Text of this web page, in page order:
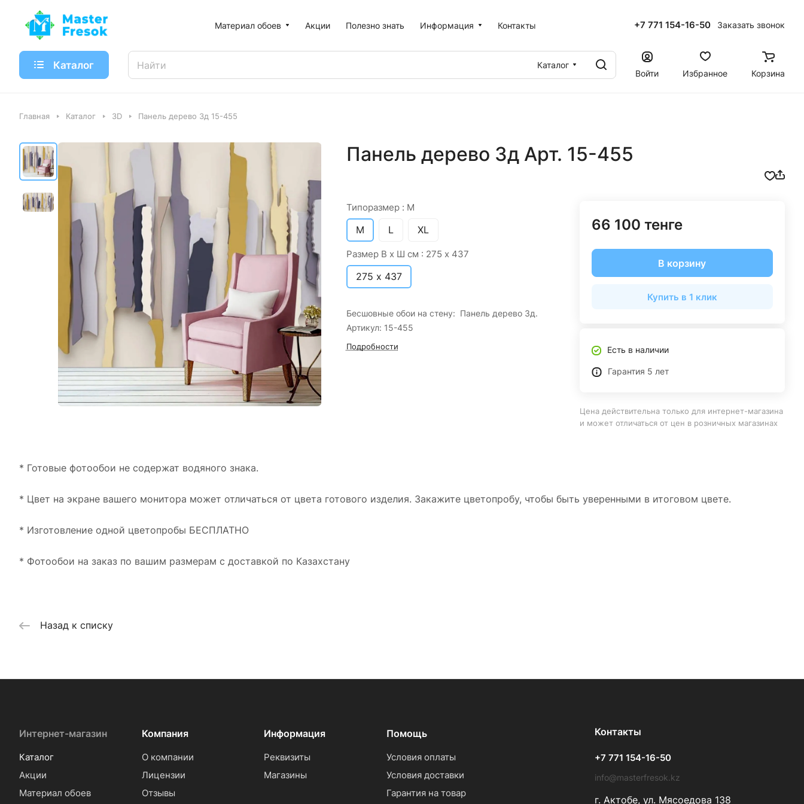
Материал обоев Акции Полезно знать Информация Контакты +7 771 154-16-50 Заказать звонок
Каталог
Каталог
Войти
Избранное Корзина
Главная Каталог 3D Панель дерево 3д 15-455
Панель дерево 3д Арт. 15-455
Типоразмер : M
M L XL
Размер В х Ш см : 275 х 437
275 х 437
Бесшовные обои на стену: Панель дерево 3д.
Артикул: 15-455
Подробности
66 100 тенге
В корзину
Купить в 1 клик
Есть в наличии
Гарантия 5 лет
Цена действительна только для интернет-магазина
и может отличаться от цен в розничных магазинах
* Готовые фотообои не содержат водяного знака.
* Цвет на экране вашего монитора может отличаться от цвета готового изделия. Закажите цветопробу, чтобы быть уверенными в итоговом цвете.
* Изготовление одной цветопробы БЕСПЛАТНО
* Фотообои на заказ по вашим размерам с доставкой по Казахстану
Назад к списку
Интернет-магазин
Каталог
Акции
Материал обоев
Компания
О компании
Лицензии
Отзывы
Информация
Реквизиты
Магазины
Помощь
Условия оплаты
Условия доставки
Гарантия на товар
Контакты
+7 771 154-16-50
info@masterfresok.kz
г. Актобе, ул. Мясоедова 138